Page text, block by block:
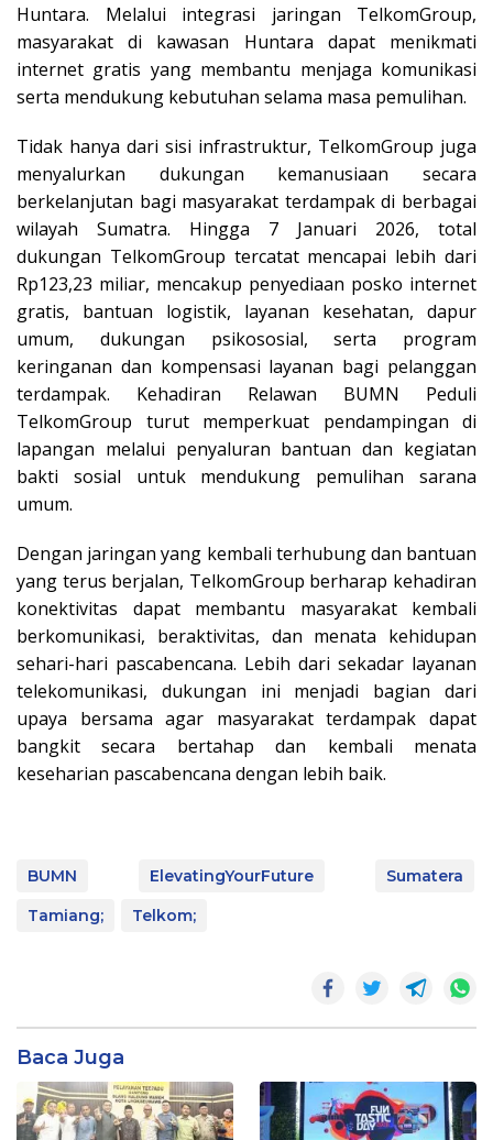
Huntara. Melalui integrasi jaringan TelkomGroup,
masyarakat di kawasan Huntara dapat menikmati
internet gratis yang membantu menjaga komunikasi
serta mendukung kebutuhan selama masa pemulihan.
Tidak hanya dari sisi infrastruktur, TelkomGroup juga
menyalurkan dukungan kemanusiaan secara
berkelanjutan bagi masyarakat terdampak di berbagai
wilayah Sumatra. Hingga 7 Januari 2026, total
dukungan TelkomGroup tercatat mencapai lebih dari
Rp123,23 miliar, mencakup penyediaan posko internet
gratis, bantuan logistik, layanan kesehatan, dapur
umum, dukungan psikososial, serta program
keringanan dan kompensasi layanan bagi pelanggan
terdampak. Kehadiran Relawan BUMN Peduli
TelkomGroup turut memperkuat pendampingan di
lapangan melalui penyaluran bantuan dan kegiatan
bakti sosial untuk mendukung pemulihan sarana
umum.
Dengan jaringan yang kembali terhubung dan bantuan
yang terus berjalan, TelkomGroup berharap kehadiran
konektivitas dapat membantu masyarakat kembali
berkomunikasi, beraktivitas, dan menata kehidupan
sehari-hari pascabencana. Lebih dari sekadar layanan
telekomunikasi, dukungan ini menjadi bagian dari
upaya bersama agar masyarakat terdampak dapat
bangkit secara bertahap dan kembali menata
keseharian pascabencana dengan lebih baik.
BUMN ElevatingYourFuture
Sumatera
Tamiang;
Telkom;
Baca Juga